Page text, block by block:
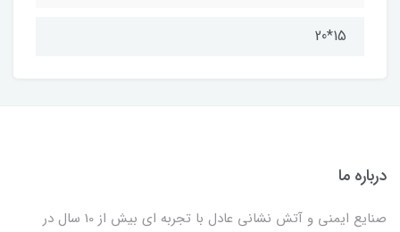
15*20
درباره ما
صنایع ایمنی و آتش نشانی عادل با تجربه ای بیش از 10 سال در